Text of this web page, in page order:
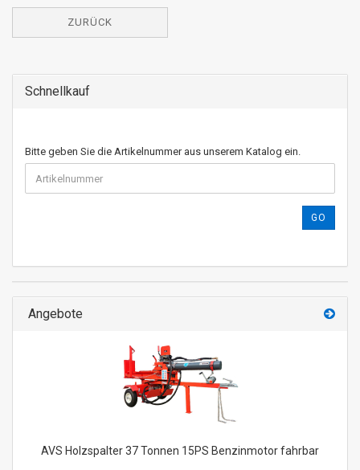
ZURÜCK
Schnellkauf
Bitte geben Sie die Artikelnummer aus unserem Katalog ein.
GO
Angebote
AVS Holzspalter 37 Tonnen 15PS Benzinmotor fahrbar